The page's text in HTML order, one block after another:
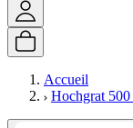
Accueil
Hochgrat 500